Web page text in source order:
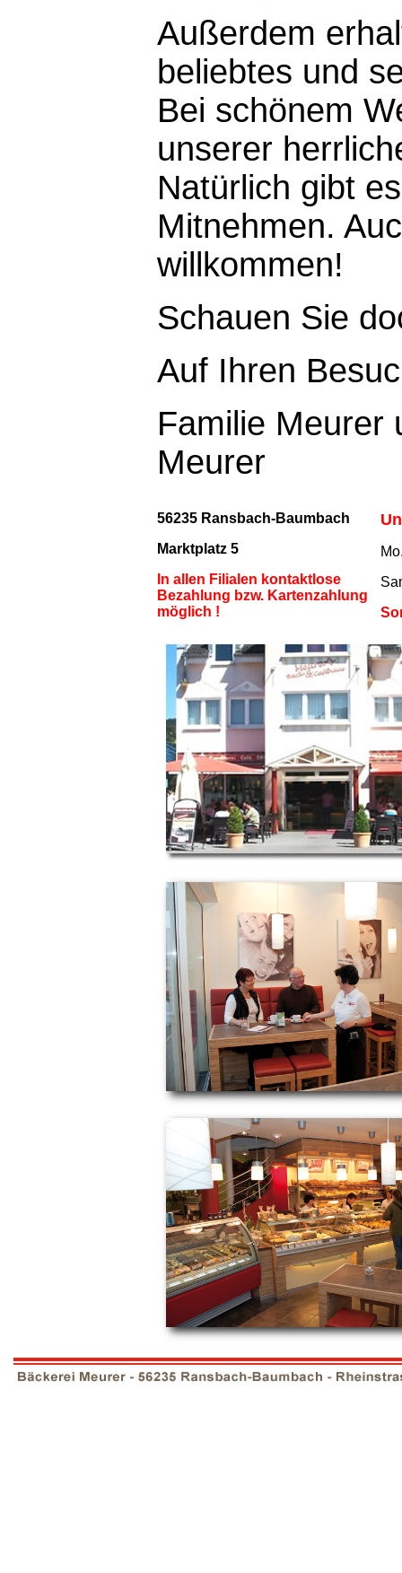
Außerdem
beliebtes und
Bei schönem
unserer
Natürlich gibt
Mitnehmen.
willkommen!
Schauen Sie
Auf Ihren
Familie Meurer
Meurer
56235 Ransbach-Baumbach
Marktplatz 5
In allen Filialen kontaktlose
Bezahlung bzw. Kartenzahlung
möglich !